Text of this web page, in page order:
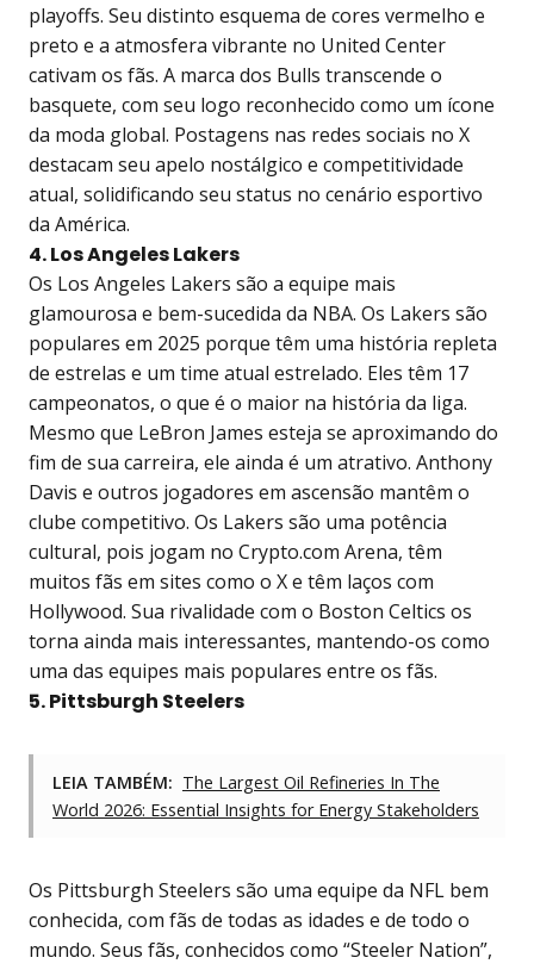
playoffs. Seu distinto esquema de cores vermelho e
preto e a atmosfera vibrante no United Center
cativam os fãs. A marca dos Bulls transcende o
basquete, com seu logo reconhecido como um ícone
da moda global. Postagens nas redes sociais no X
destacam seu apelo nostálgico e competitividade
atual, solidificando seu status no cenário esportivo
da América.
4. Los Angeles Lakers
Os Los Angeles Lakers são a equipe mais
glamourosa e bem-sucedida da NBA. Os Lakers são
populares em 2025 porque têm uma história repleta
de estrelas e um time atual estrelado. Eles têm 17
campeonatos, o que é o maior na história da liga.
Mesmo que LeBron James esteja se aproximando do
fim de sua carreira, ele ainda é um atrativo. Anthony
Davis e outros jogadores em ascensão mantêm o
clube competitivo. Os Lakers são uma potência
cultural, pois jogam no Crypto.com Arena, têm
muitos fãs em sites como o X e têm laços com
Hollywood. Sua rivalidade com o Boston Celtics os
torna ainda mais interessantes, mantendo-os como
uma das equipes mais populares entre os fãs.
5. Pittsburgh Steelers
LEIA TAMBÉM: The Largest Oil Refineries In The
World 2026: Essential Insights for Energy Stakeholders
Os Pittsburgh Steelers são uma equipe da NFL bem
conhecida, com fãs de todas as idades e de todo o
mundo. Seus fãs, conhecidos como “Steeler Nation”,